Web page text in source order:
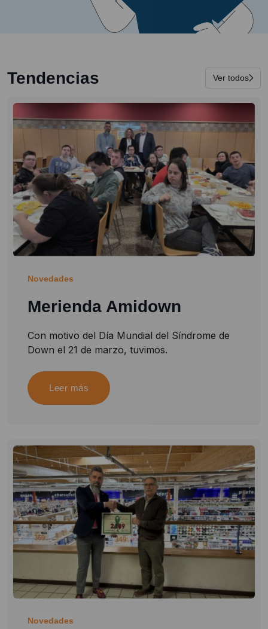
Tendencias Ver todos
Novedades
Merienda Amidown
Con motivo del Día Mundial del Síndrome de
Down el 21 de marzo, tuvimos.
Leer más
Novedades